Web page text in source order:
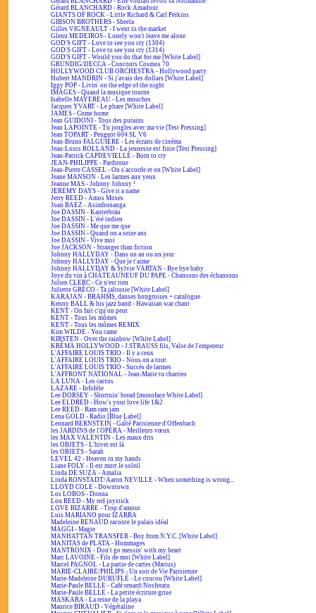
Gérard BLANCHARD - Rock Amadour
GIANTS OF ROCK - Little Richard & Carl Perkins
GIBSON BROTHERS - Sheela
Gilles VIGNEAULT - I went to the market
Glenn MEDEIROS - Lonely won't leave me alone
GOD'S GIFT - Love to see you cry (1304)
GOD'S GIFT - Love to see you cry (1314)
GOD'S GIFT - Would you do that for me [White Label]
GRUNDIG/DECCA - Concours Cosmos 70
HOLLYWOOD CLUB ORCHESTRA - Hollywood party
Hubert MANDRIN - Si j'avais des dollars [White Label]
Iggy POP - Livin' on the edge of the night
IMAGES - Quand la musique tourne
Isabelle MAYEREAU - Les mouches
Jacques YVART - Le phare [White Label]
JAMES - Come home
Jean GUIDONI - Tous des putains
Jean LAPOINTE - Tu jongles avec ma vie [Test Pressing]
Jean TOPART - Peugeot 604 SL V6
Jean-Bruno FALGUIÈRE - Les écrans de cinéma
Jean-Louis ROLLAND - La jeunesse est finie [Test Pressing]
Jean-Patrick CAPDEVIELLE - Born to cry
JEAN-PHILIPPE - Pardonne
Jean-Pierre CASSEL - On s'accorde et on [White Label]
Jeane MANSON - Les larmes aux yeux
Jeanne MAS - Johnny Johnny ²
JEREMY DAYS - Give it a name
Jerry REED - Amos Moses
Joan BAEZ - Asimbonanga
Joe DASSIN - Kanterbräu
Joe DASSIN - L'été indien
Joe DASSIN - Me que me que
Joe DASSIN - Quand on a seize ans
Joe DASSIN - Vive moi
Joe JACKSON - Stranger than fiction
Johnny HALLYDAY - Dans un an ou un jour
Johnny HALLYDAY - Que je t'aime
Johnny HALLYDAY & Sylvie VARTAN - Bye bye baby
Joye du vin à CHÂTEAUNEUF DU PAPE - Chansons des échansons
Julien CLERC - Ce n'est rien
Juliette GRÉCO - Ta jalousie [White Label]
KARAJAN - BRAHMS, danses hongroises + catalogue
Kenny BALL & his jazz band - Hawaiian war chant
KENT - On fait c'qu'on peut
KENT - Tous les mômes
KENT - Tous les mômes REMIX
Kim WILDE - You came
KIRSTEN - Over the rainbow [White Label]
KRÉMA HOLLYWOOD - J.STRAUSS fils, Valse de l'empereur
L'AFFAIRE LOUIS TRIO - Il y a ceux
L'AFFAIRE LOUIS TRIO - Nous on a tout
L'AFFAIRE LOUIS TRIO - Succès de larmes
L'AFFRONT NATIONAL - Jean-Marie tu charries
LA LUNA - Les cactus
LAZARE - Infidèle
Lee DORSEY - Shortnin' bread [monoface White Label]
Lee ELDRED - How's your love life 1&2
Lee REED - Ram ram jam
Lena GOLD - Radio [Blue Label]
Leonard BERNSTEIN - Gaîté Parisienne d'Offenbach
les JARDINS de l'OPÉRA - Meilleurs vœux
les MAX VALENTIN - Les maux dits
les OBJETS - L'hiver est là
les OBJETS - Sarah
LEVEL 42 - Heaven in my hands
Liane FOLY - Il est mort le soleil
Linda DE SUZA - Amalia
Linda RONSTADT/Aaron NEVILLE - When something is wrong...
LLOYD COLE - Downtown
Los LOBOS - Donna
Lou REED - My red joystick
LOVE BIZARRE - Trop d'amour
Luis MARIANO pour IZARRA
Madeleine RENAUD raconte le palais idéal
MAGGI - Magie
MANHATTAN TRANSFER - Boy from N.Y.C. [White Label]
MANITAS de PLATA - Hommages
MANTRONIX - Don't go messin' with my heart
Marc LAVOINE - Fils de moi [White Label]
Marcel PAGNOL - La partie de cartes (Marius)
MARIE-CLAIRE/PHILIPS - Un soir de Vie Parisienne
Marie-Madeleine DURUFLÉ - Le coucou [White Label]
Marie-Paule BELLE - Café renard/Nosferatu
Marie-Paule BELLE - La petite écriture grise
MASKARA - La reine de la playa
Maurice BIRAUD - Végétaline